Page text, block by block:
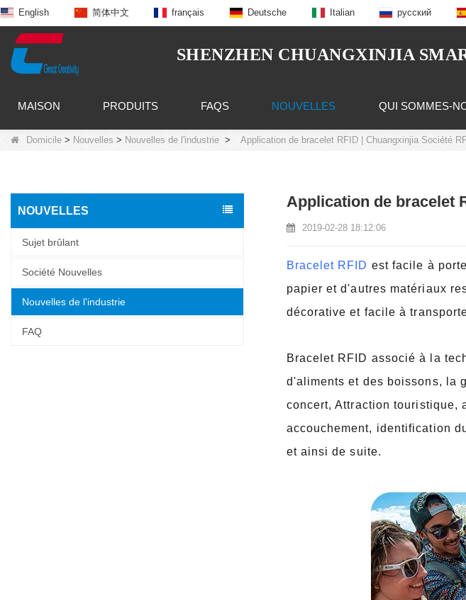
English 简体中文 français Deutsche Italian русский
SHENZHEN CHUANGXINJIA
MAISON PRODUITS FAQS NOUVELLES QUI SOMMES-
Domicile > Nouvelles > Nouvelles de l'industrie > Application de bracelet RFID | Chuangxinjia Société
NOUVELLES
Sujet brûlant
Société Nouvelles
Nouvelles de l'industrie
FAQ
Application de bracelet
2019-02-28 18:12:06
Bracelet RFID est facile à
papier et d'autres matériaux
décorative et facile à
Bracelet RFID associé à la
d'aliments et des boissons, la
concert,Attraction touristique,
accouchement, identification
et ainsi de suite.